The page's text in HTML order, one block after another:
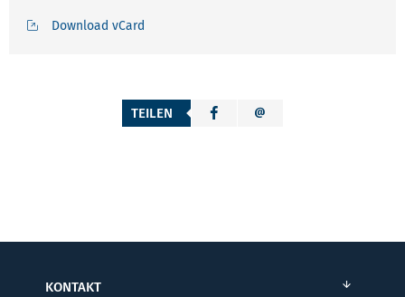
Download vCard
TEILEN
KONTAKT